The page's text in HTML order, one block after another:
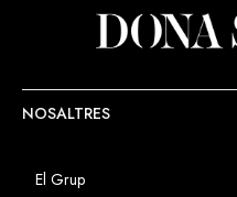
NOSALTRES
El Grup